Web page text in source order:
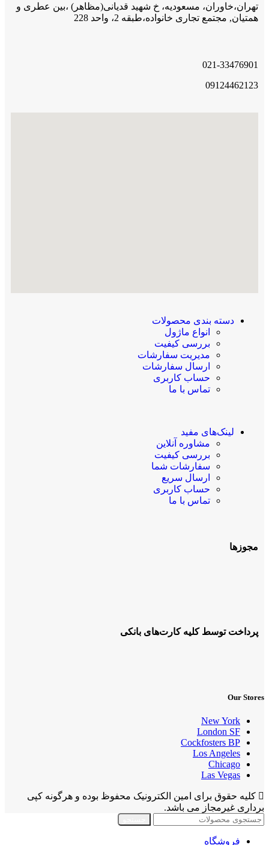
تهران،خاوران، مسعودیه، خ شهید قدیانی(مظاهر) ،بین عطری و
همتیان, مجتمع تجاری خانواده،طبقه 2، واحد 228
021-33476901
09124462123
دسته بندی محصولات
انواع ماژول
بررسی کیفیت
مدیریت سفارشات
ارسال سفارشات
حساب کاربری
تماس با ما
لینک‌های مفید
مشاوره آنلاین
بررسی کیفیت
سفارشات شما
ارسال سریع
حساب کاربری
تماس با ما
مجوزها
پرداخت توسط کلیه کارت‌های بانکی
Our Stores
New York
London SF
Cockfosters BP
Los Angeles
Chicago
Las Vegas
کلیه حقوق برای امین الکترونیک محفوظ بوده و هرگونه کپی
برداری غیرمجاز می باشد.
فروشگاه